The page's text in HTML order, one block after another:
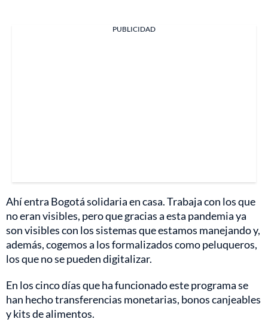
PUBLICIDAD
Ahí entra Bogotá solidaria en casa. Trabaja con los que
no eran visibles, pero que gracias a esta pandemia ya
son visibles con los sistemas que estamos manejando y,
además, cogemos a los formalizados como peluqueros,
los que no se pueden digitalizar.
En los cinco días que ha funcionado este programa se
han hecho transferencias monetarias, bonos canjeables
y kits de alimentos.